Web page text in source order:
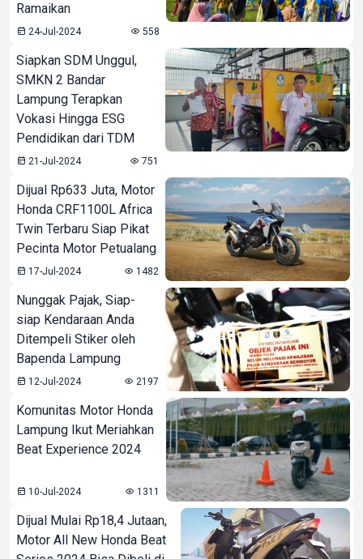
Ramaikan
24-Jul-2024 558
Siapkan SDM Unggul,
SMKN 2 Bandar
Lampung Terapkan
Vokasi Hingga ESG
Pendidikan dari TDM
21-Jul-2024 751
Dijual Rp633 Juta, Motor
Honda CRF1100L Africa
Twin Terbaru Siap Pikat
Pecinta Motor Petualang
17-Jul-2024 1482
Nunggak Pajak, Siap-
siap Kendaraan Anda
Ditempeli Stiker oleh
Bapenda Lampung
12-Jul-2024 2197
Komunitas Motor Honda
Lampung Ikut Meriahkan
Beat Experience 2024
10-Jul-2024 1311
Dijual Mulai Rp18,4 Jutaan,
Motor All New Honda Beat